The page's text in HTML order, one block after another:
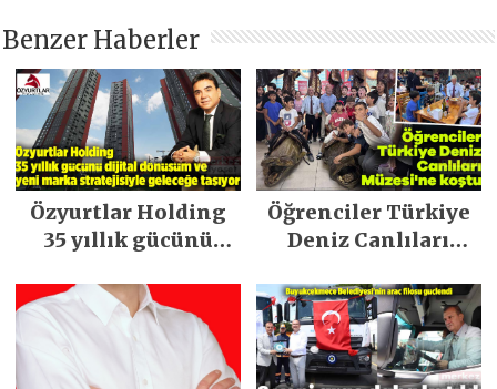
Benzer Haberler
Özyurtlar Holding
35 yıllık gücünü
yeni marka
stratejisiyle
geleceğe taşıyor
Öğrenciler Türkiye
Deniz Canlıları